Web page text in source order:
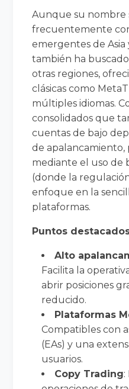
Aunque su nombre
frecuentemente
emergentes de Asia
también ha
otras regiones,
clásicas como
múltiples idiomas.
consolidados que
cuentas de bajo
de apalancamiento,
mediante el uso de
(donde la
enfoque en la
plataformas.
Puntos
Alto
Facilita la
abrir posiciones
reducido.
Plataformas
Compatibles con
(EAs) y una
usuarios.
Copy Trading: